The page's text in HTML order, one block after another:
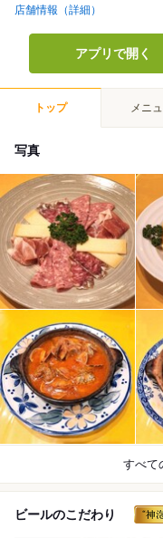
店舗情報（詳細）
アプリで開く
トップ メニ
写真
すべて
ビールのこだわり